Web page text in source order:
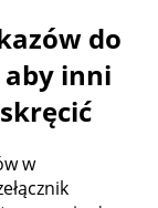
do
aby inni
w